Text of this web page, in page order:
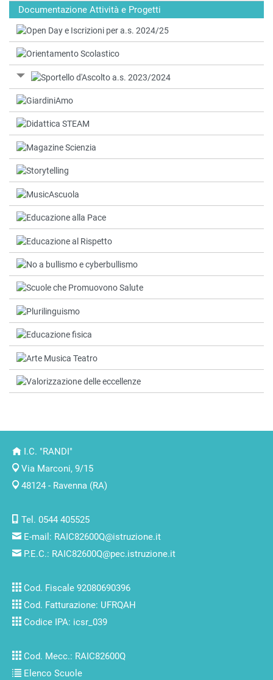
Documentazione Attività e Progetti
I.C. "RANDI"
Via Marconi, 9/15
48124 - Ravenna (RA)
Tel. 0544 405525
E-mail: RAIC82600Q@istruzione.it
P.E.C.: RAIC82600Q@pec.istruzione.it
Cod. Fiscale 92080690396
Cod. Fatturazione: UFRQAH
Codice IPA: icsr_039
Cod. Mecc.: RAIC82600Q
Elenco Scuole